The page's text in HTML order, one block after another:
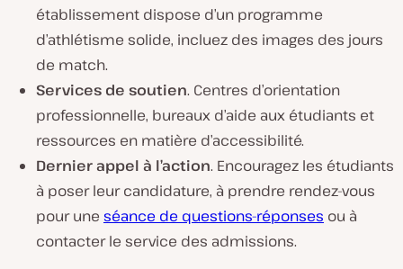
établissement dispose d’un programme
d’athlétisme solide, incluez des images des jours
de match.
Services de soutien. Centres d’orientation
professionnelle, bureaux d’aide aux étudiants et
ressources en matière d’accessibilité.
Dernier appel à l’action. Encouragez les étudiants
à poser leur candidature, à prendre rendez-vous
pour une séance de questions-réponses ou à
contacter le service des admissions.